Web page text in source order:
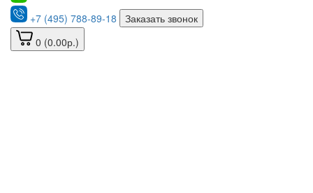
+7 (495) 788-89-18
Заказать звонок
0 (0.00р.)